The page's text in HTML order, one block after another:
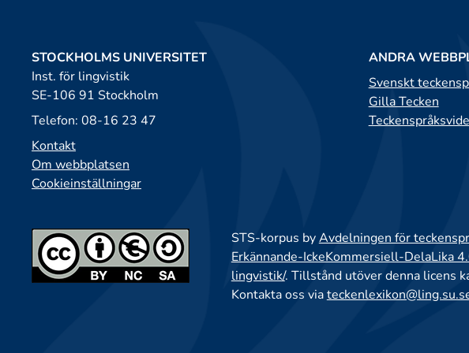
STOCKHOLMS UNIVERSITET
Inst. för lingvistik
SE-106 91 Stockholm
Telefon: 08-16 23 47
Kontakt
Om webbplatsen
Cookieinställningar
ANDRA
Svenskt
Gilla Tecken
STS-korpus byAvdelningen för
Erkännande-IckeKommersiell-DelaLika
lingvistik/. Tillstånd utöver denna licens
Kontakta oss via